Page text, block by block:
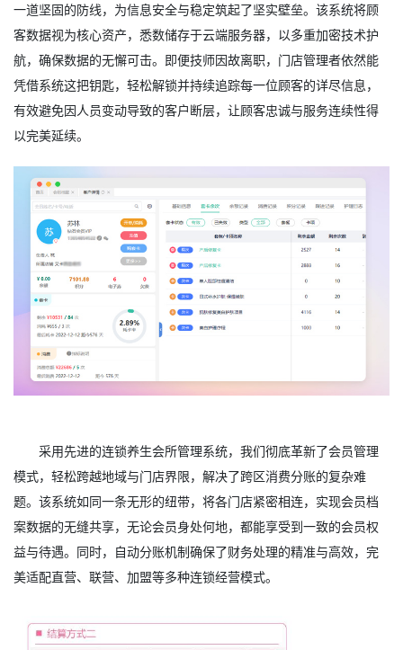
一道坚固的防线，为信息安全与稳定筑起了坚实壁垒。该系统将顾
客数据视为核心资产，悉数储存于云端服务器，以多重加密技术护
航，确保数据的无懈可击。即便技师因故离职，门店管理者依然能
凭借系统这把钥匙，轻松解锁并持续追踪每一位顾客的详尽信息，
有效避免因人员变动导致的客户断层，让顾客忠诚与服务连续性得
以完美延续。
采用先进的连锁养生会所管理系统，我们彻底革新了会员管理
模式，轻松跨越地域与门店界限，解决了跨区消费分账的复杂难
题。该系统如同一条无形的纽带，将各门店紧密相连，实现会员档
案数据的无缝共享，无论会员身处何地，都能享受到一致的会员权
益与待遇。同时，自动分账机制确保了财务处理的精准与高效，完
美适配直营、联营、加盟等多种连锁经营模式。